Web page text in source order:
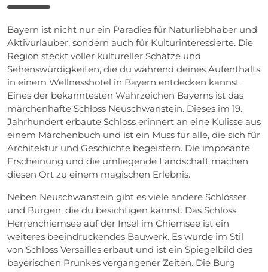
Bayern ist nicht nur ein Paradies für Naturliebhaber und
Aktivurlauber, sondern auch für Kulturinteressierte. Die
Region steckt voller kultureller Schätze und
Sehenswürdigkeiten, die du während deines Aufenthalts
in einem Wellnesshotel in Bayern entdecken kannst.
Eines der bekanntesten Wahrzeichen Bayerns ist das
märchenhafte Schloss Neuschwanstein. Dieses im 19.
Jahrhundert erbaute Schloss erinnert an eine Kulisse aus
einem Märchenbuch und ist ein Muss für alle, die sich für
Architektur und Geschichte begeistern. Die imposante
Erscheinung und die umliegende Landschaft machen
diesen Ort zu einem magischen Erlebnis.
Neben Neuschwanstein gibt es viele andere Schlösser
und Burgen, die du besichtigen kannst. Das Schloss
Herrenchiemsee auf der Insel im Chiemsee ist ein
weiteres beeindruckendes Bauwerk. Es wurde im Stil
von Schloss Versailles erbaut und ist ein Spiegelbild des
bayerischen Prunkes vergangener Zeiten. Die Burg